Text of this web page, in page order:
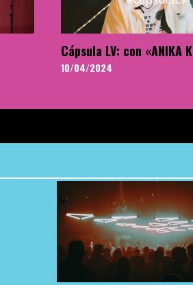
Cápsula LV: con «ANIKA
10/04/2024